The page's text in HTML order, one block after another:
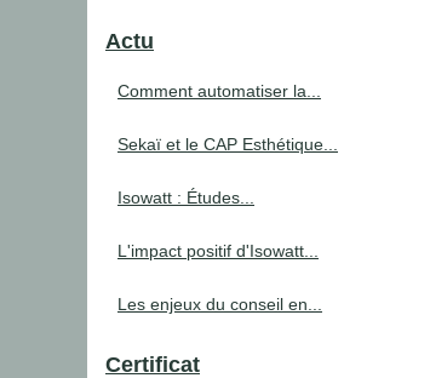
Actu
Comment automatiser la...
Sekaï et le CAP Esthétique...
Isowatt : Études...
L'impact positif d'Isowatt...
Les enjeux du conseil en...
Certificat